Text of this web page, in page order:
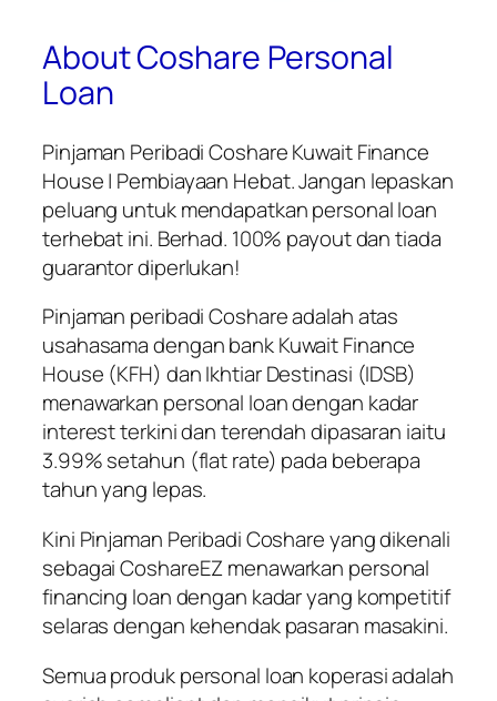
About Coshare Personal
Loan
Pinjaman Peribadi Coshare Kuwait Finance
House | Pembiayaan Hebat. Jangan lepaskan
peluang untuk mendapatkan personal loan
terhebat ini. Berhad. 100% payout dan tiada
guarantor diperlukan!
Pinjaman peribadi Coshare adalah atas
usahasama dengan bank Kuwait Finance
House (KFH) dan Ikhtiar Destinasi (IDSB)
menawarkan personal loan dengan kadar
interest terkini dan terendah dipasaran iaitu
3.99% setahun (flat rate) pada beberapa
tahun yang lepas.
Kini Pinjaman Peribadi Coshare yang dikenali
sebagai CoshareEZ menawarkan personal
financing loan dengan kadar yang kompetitif
selaras dengan kehendak pasaran masakini.
Semua produk personal loan koperasi adalah